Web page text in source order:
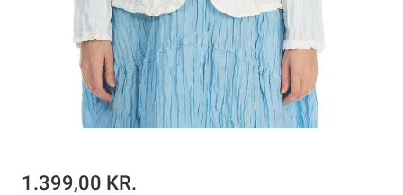
1.399,00 KR.